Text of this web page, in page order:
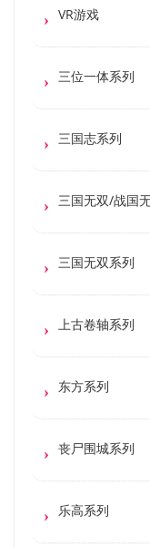
VR游戏
三位一体系列
三国志系列
三国无双/战国
三国无双系列
上古卷轴系列
东方系列
丧尸围城系列
乐高系列